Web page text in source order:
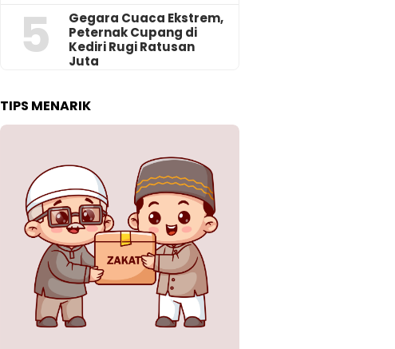
5
‎Gegara Cuaca Ekstrem,
Peternak Cupang di
Kediri Rugi Ratusan
Juta
TIPS MENARIK